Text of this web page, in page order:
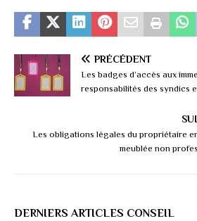
PRÉCÉDENT
Les badges d’accès aux
responsabilités des syndics
Les obligations légales du propriétaire
meublée non
DERNIERS ARTICLES CONSEIL